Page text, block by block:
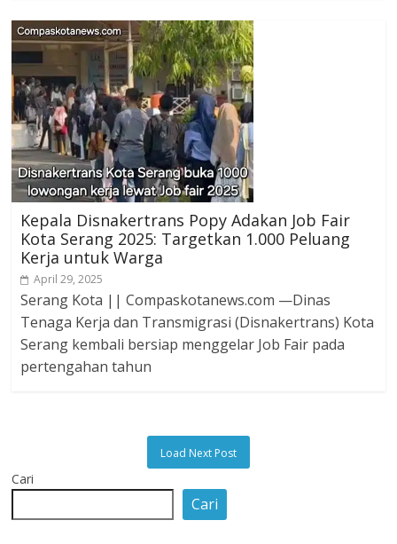
Kepala Disnakertrans Popy Adakan Job Fair
Kota Serang 2025: Targetkan 1.000 Peluang
Kerja untuk Warga
April 29, 2025
Serang Kota || Compaskotanews.com —Dinas
Tenaga Kerja dan Transmigrasi (Disnakertrans) Kota
Serang kembali bersiap menggelar Job Fair pada
pertengahan tahun
Load Next Post
Cari
Cari